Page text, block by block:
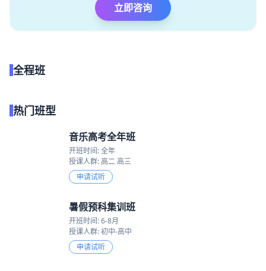
立即咨询
全程班
热门班型
音乐高考全年班
开班时间: 全年
授课人群: 高二 高三
申请试听
暑假预科集训班
开班时间: 6-8月
授课人群: 初中-高中
申请试听